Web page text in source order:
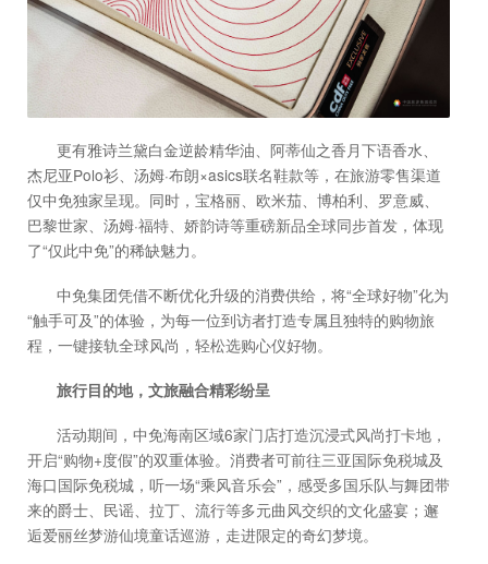
更有雅诗兰黛白金逆龄精华油、阿蒂仙之香月下语香水、
杰尼亚Polo衫、汤姆·布朗×asics联名鞋款等，在旅游零售渠道
仅中免独家呈现。同时，宝格丽、欧米茄、博柏利、罗意威、
巴黎世家、汤姆·福特、娇韵诗等重磅新品全球同步首发，体现
了“仅此中免”的稀缺魅力。
中免集团凭借不断优化升级的消费供给，将“全球好物”化为
“触手可及”的体验，为每一位到访者打造专属且独特的购物旅
程，一键接轨全球风尚，轻松选购心仪好物。
旅行目的地，文旅融合精彩纷呈
活动期间，中免海南区域6家门店打造沉浸式风尚打卡地，
开启“购物+度假”的双重体验。消费者可前往三亚国际免税城及
海口国际免税城，听一场“乘风音乐会”，感受多国乐队与舞团带
来的爵士、民谣、拉丁、流行等多元曲风交织的文化盛宴；邂
逅爱丽丝梦游仙境童话巡游，走进限定的奇幻梦境。